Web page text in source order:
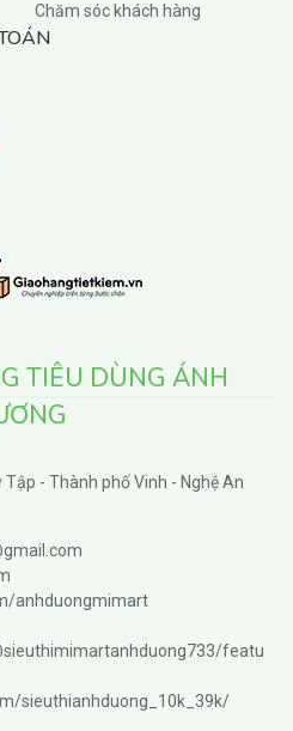
Chăm sóc khách hàng
TIÊU DÙNG ÁNH
Tập - Thành phố Vinh - Nghệ An
anhduongmimart
featu
sieuthianhduong_10k_39k/